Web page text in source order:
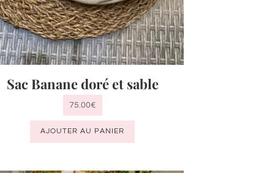
Sac Banane doré et sable
75.00€
AJOUTER AU PANIER